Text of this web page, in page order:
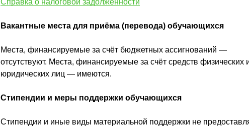
Справка о налоговой задолженности
Вакантные места для приёма (перевода) обучающихся
Места, финансируемые за счёт бюджетных ассигнований —
отсутствуют. Места, финансируемые за счёт средств физических
юридических лиц — имеются.
Стипендии и меры поддержки обучающихся
Стипендии и иные виды материальной поддержки не